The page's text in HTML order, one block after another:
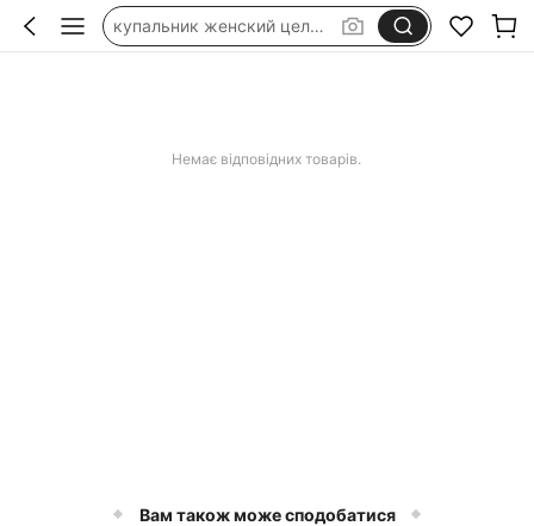
купальник женский цельный
Немає відповідних товарів.
Вам також може сподобатися